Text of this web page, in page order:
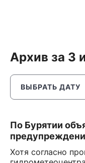
Архив за 3
ВЫБРАТЬ ДАТУ
По Бурятии
Хотя согласно